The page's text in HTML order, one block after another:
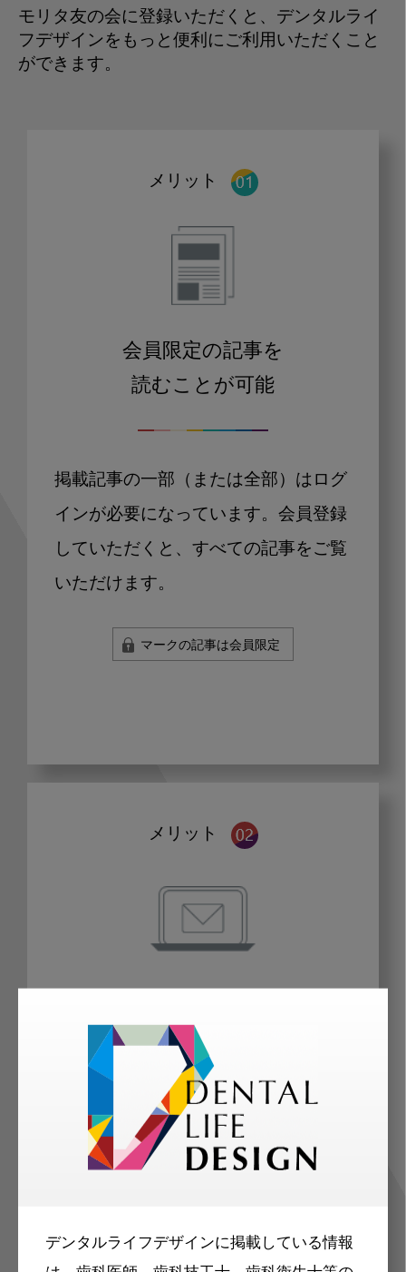
デンタルライフデザインに掲載している情報
モリタ友の会に登録いただくと、デンタルライ
フデザインをもっと便利にご利用いただくこと
ができます。
メリット
会員限定の記事を
読むことが可能
掲載記事の一部（または全部）はログ
インが必要になっています。会員登録
していただくと、すべての記事をご覧
いただけます。
マークの記事は会員限定
メリット
メールマガジンでお届け
ご登録いただいた職種（歯科医師、歯
科衛生士、歯科技工士）に合わせた内